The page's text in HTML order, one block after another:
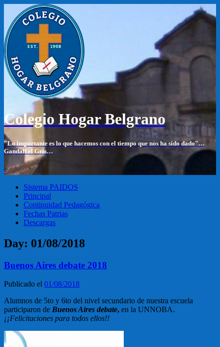
Colegio Hogar Belgrano
"Lo importante es lo que hacemos con el tiempo que nos ha sido dado"…
Gandalf el Gris…
-
Sistema PAIDOS
Principal
Continuidad Pedagógica
Fechas Patrias
Descargas
Day: 01/08/2018
Buenos Aires debate 2018
Publicado el 01/08/2018
Alumnos de 5to y 6to del nivel secundario de nuestra escuela
participaron de Buenos Aires debate, en la UNNOBA.
¡¡Felicitaciones para todos ellos!!